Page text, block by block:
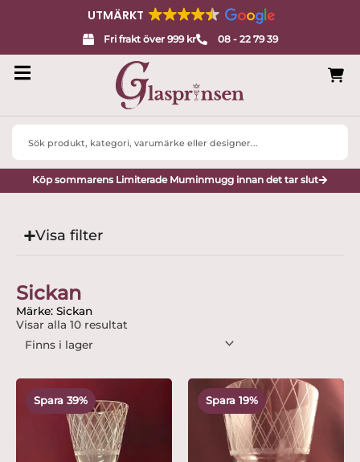
UTMÄRKT
Fri frakt över 999 kr 08 - 22 79 39
Search
Köp sommarens Limiterade Muminmugg innan det tar slut
Visa filter
Sickan
Märke: Sickan
Visar alla 10 resultat
Spara 39%
ursprungliga
245 kr.
nuvarande
priset
är:
149 kr.
Spara 19%
Det
ursprungliga
var:
495 kr.
Det
nuvarande
priset
är:
399 kr.